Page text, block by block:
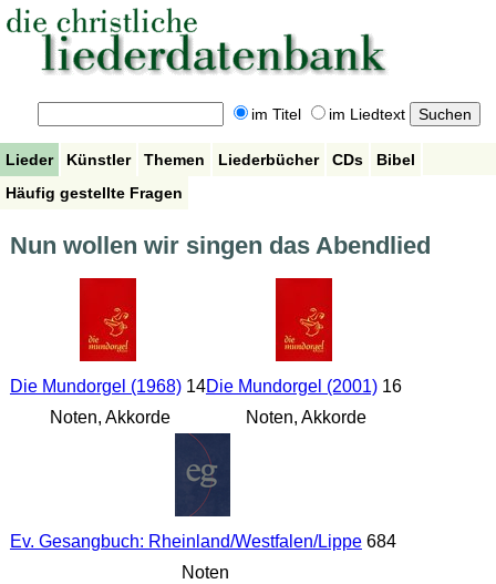
im Titel im Liedtext
Lieder Künstler Themen Liederbücher CDs
Bibel
Häufig gestellte Fragen
Nun wollen wir singen das Abendlied
Die Mundorgel (1968)14
Noten, Akkorde
Die Mundorgel (2001)16
Noten, Akkorde
Ev. Gesangbuch: Rheinland/Westfalen/Lippe684
Noten